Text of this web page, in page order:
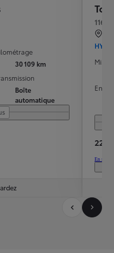
30 109 km
Boîte
automatique
116h
Mise
22
En